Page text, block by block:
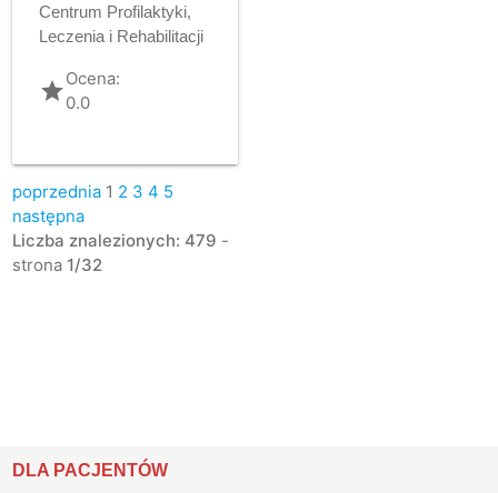
Centrum Profilaktyki,
Leczenia i Rehabilitacji
gradeOcena:
0.0
poprzednia 1 2 3 4 5
następna
Liczba znalezionych: 479 -
strona 1/32
DLA PACJENTÓW